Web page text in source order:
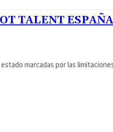
TALENT
marcadas por las